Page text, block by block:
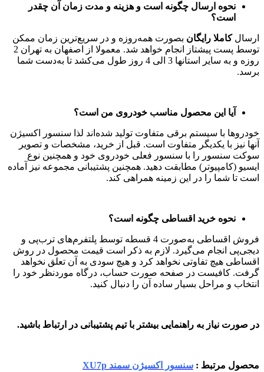
نحوه ارسال چگونه است و هزینه و مدت زمان آن چقدر
است؟
ارسالکاملا رایگان بصورت همه‌روزه و در سریع‌ترین زمان ممکن
توسط پست پیشتاز انجام خواهد شد. معمولا از اصفهان به تهران 2
روزه و به سایر استانها 3 الی 4 روز طول می‌کشد تا به‌دست شما
برسد.
آیا این محصول مناسب خودروی من است؟
خودروها با سیستم برقی متفاوت تولید شده‌اند لذا سنسور اکسیژن
آنها نیز با یکدیگر متفاوت است. قبل از خرید، مشخصات و تصویر
سوکت سنسور را با سنسور فعلی خودروی خود و همچنین نوع
ایسیو (کامپیوتر) مطابقت دهید. همچنین پشتیبانی مجموعه نیز آماده
است تا شما را در این زمینه همراهی کند.
نحوه خرید اقساطی چگونه است؟
فروش اقساطی به‌صورت 4 قسطه توسط پلتفر‌م‌های ترب‌پی و
دیجی‌پی انجام می‌گیرد. لازم به ذکر است قیمت محصول در روش
اقساطی هیچ تفاوتی نخواهد کرد و هیچ سودی به آن تعلق نخواهد
گرفت. کافیست در صفحه صورت حساب، درگاه موردنظر خود را
انتخاب و مراحل بسیار ساده آن را دنبال کنید.
در صورت نیاز به راهنمایی بیشتر با تیم پشتیبانی در ارتباط باشید.
محصول مرتبط : سنسور اکسیژن سمند XU7p